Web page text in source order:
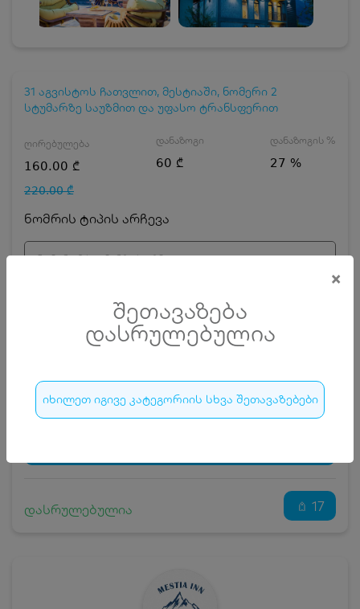
×
შეთავაზება
დასრულებულია
იხილეთ იგივე კატეგორიის სხვა შეთავაზებები
31 აგვისტოს ჩათვლით, მესტიაში, ნომერი 2
სტუმარზე საუზმით და უფასო ტრანსფერით
ღირებულება
160.00 ₾
220.00 ₾
დანაზოგი
60 ₾
დანაზოგის %
27 %
ნომრის ტიპის არჩევა
ნომერი 2 სტუმარზე საუზმით
სრული ღირებულების გადახდა 175₾
კვება
0 ₾
დასრულებულია 17